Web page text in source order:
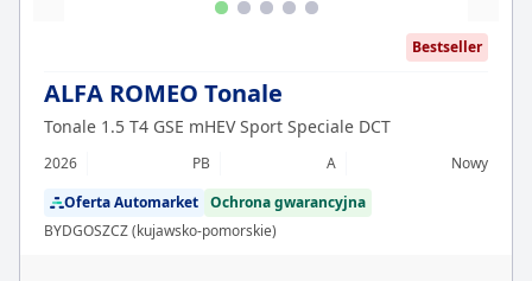
Bestseller
ALFA ROMEO Tonale
Tonale 1.5 T4 GSE mHEV Sport Speciale DCT
2026 PB A
Nowy
Oferta Automarket Ochrona gwarancyjna
BYDGOSZCZ (kujawsko-pomorskie)